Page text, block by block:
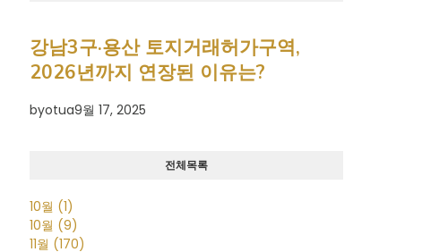
강남3구·용산 토지거래허가구역,
2026년까지 연장된 이유는?
byotua9월 17, 2025
전체목록
10월 (1)
10월 (9)
11월 (170)